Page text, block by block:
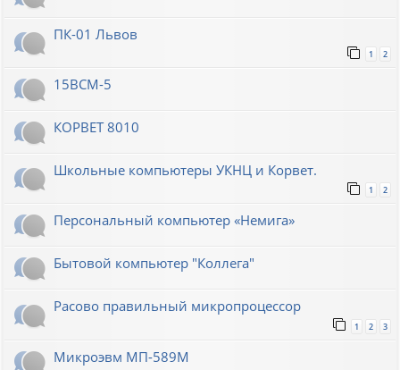
ПК-01 Львов
1 2
15ВСМ-5
КОРВЕТ 8010
Школьные компьютеры УКНЦ и Корвет.
1 2
Персональный компьютер «Немига»
Бытовой компьютер "Коллега"
Расово правильный микропроцессор
1 2 3
Микроэвм МП-589М